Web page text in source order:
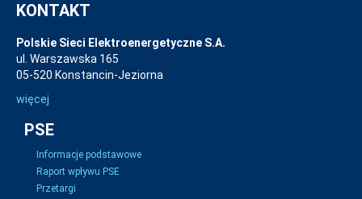
KONTAKT
Polskie Sieci Elektroenergetyczne S.A.
ul. Warszawska 165
05-520 Konstancin-Jeziorna
więcej
PSE
Informacje podstawowe
Raport wpływu PSE
Przetargi